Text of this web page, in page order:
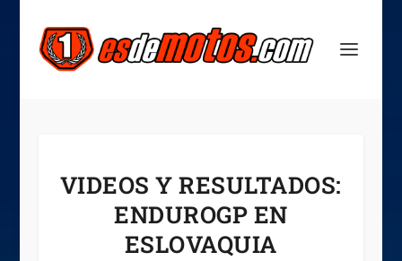
VIDEOS Y RESULTADOS:
ENDUROGP EN
ESLOVAQUIA